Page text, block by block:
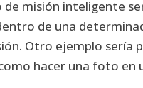
de misión inteligente
de una
Otro ejemplo sería
hacer una foto en